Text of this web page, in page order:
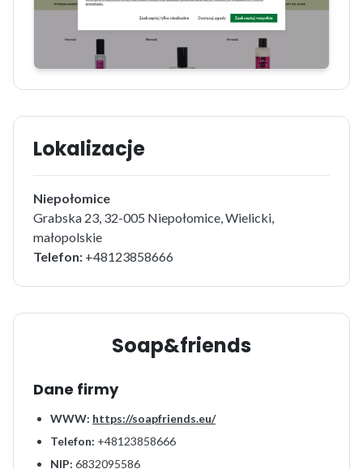
Lokalizacje
Niepołomice
Grabska 23, 32-005 Niepołomice, Wielicki,
małopolskie
Telefon: +48123858666
Soap&friends
Dane firmy
WWW: https://soapfriends.eu/
Telefon: +48123858666
NIP: 6832095586